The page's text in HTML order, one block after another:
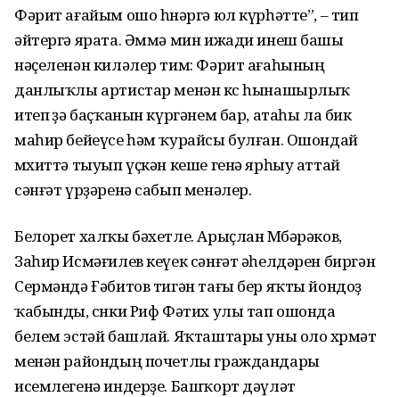
Фәрит ағайым ошо һөнәргә юл күрһәтте”, – тип
әйтергә ярата. Әммә мин ижади инеш башы
нәҫеленән киләлер тим: Фәрит ағаһының
данлыҡлы артистар ме­нән көс һынашырлыҡ
итеп өҙә баҫҡанын күргәнем бар, атаһы ла бик
маһир бейеүсе һәм ҡурайсы булған. Ошондай
мөхиттә тыуып үҫкән кеше генә ярһыу аттай
сәнғәт үрҙәренә сабып менәлер.
Белорет халҡы бәхетле. Арыҫлан Мөбәрәков,
Заһир Исмәғилев кеүек сәнғәт әһелдәрен биргән
Сермәндә Ғә­битов тигән тағы бер яҡты йондоҙ
ҡабынды, сөнки Риф Фәтих улы тап ошонда
белем эстәй башлай. Яҡташтары уны оло хөрмәт
менән райондың почетлы граждандары
исемлегенә индерҙе. Башҡорт дәүләт